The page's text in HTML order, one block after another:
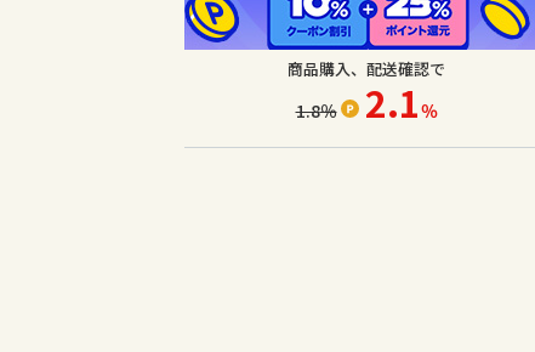
商品購入、配送確認で
1.8％ 2.1％